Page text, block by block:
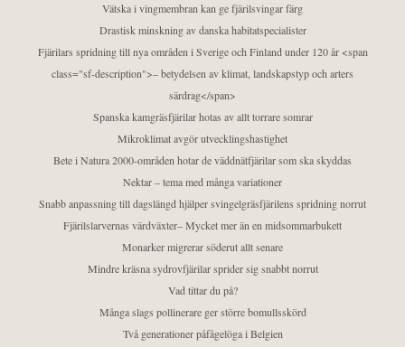
Vätska i vingmembran kan ge fjärilsvingar färg
Drastisk minskning av danska habitatspecialister
Fjärilars spridning till nya områden i Sverige och Finland under 120 år <span
class="sf-description">– betydelsen av klimat, landskapstyp och arters
särdrag</span>
Spanska kamgräsfjärilar hotas av allt torrare somrar
Mikroklimat avgör utvecklingshastighet
Bete i Natura 2000-områden hotar de väddnätfjärilar som ska skyddas
Nektar – tema med många variationer
Snabb anpassning till dagslängd hjälper svingelgräsfjärilens spridning norrut
Fjärilslarvernas värdväxter– Mycket mer än en midsommarbukett
Monarker migrerar söderut allt senare
Mindre kräsna sydrovfjärilar sprider sig snabbt norrut
Vad tittar du på?
Många slags pollinerare ger större bomullsskörd
Två generationer påfågelöga i Belgien